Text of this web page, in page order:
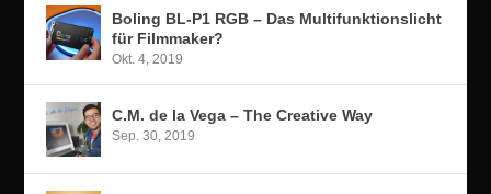
Boling BL-P1 RGB – Das Multifunktionslicht
für Filmmaker?
Okt. 4, 2019
C.M. de la Vega – The Creative Way
Sep. 30, 2019